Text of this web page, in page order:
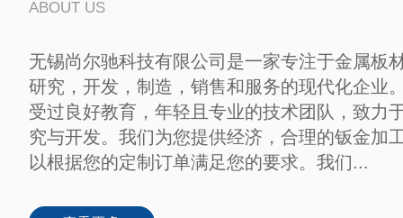
ABOUT US
无锡尚尔驰科技有限公司是一家专注于金属板
研究，开发，制造，销售和服务的现代化企业
受过良好教育，年轻且专业的技术团队，致力
究与开发。我们为您提供经济，合理的钣金加
以根据您的定制订单满足您的要求。我们...